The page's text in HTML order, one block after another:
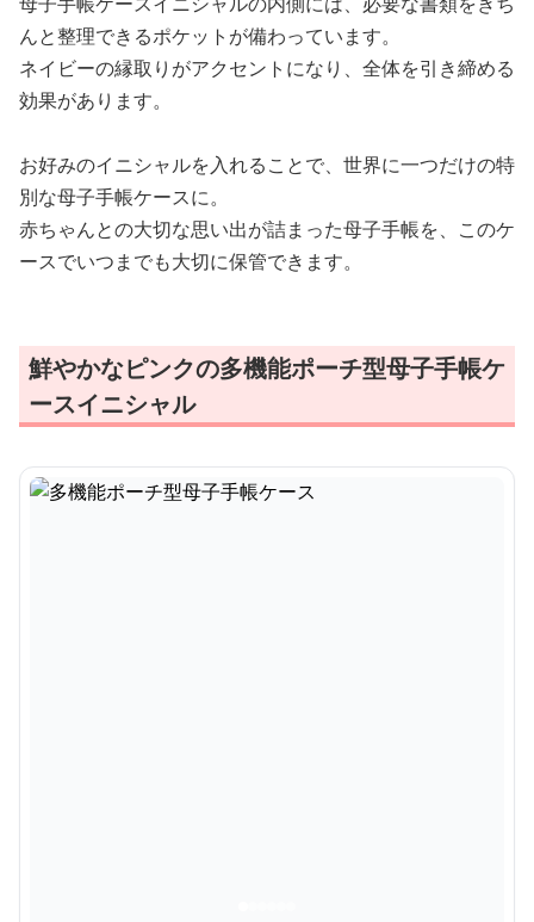
んと整理できるポケットが備わっています。
ネイビーの縁取りがアクセントになり、全体を引き締める
効果があります。
お好みのイニシャルを入れることで、世界に一つだけの特
別な母子手帳ケースに。
赤ちゃんとの大切な思い出が詰まった母子手帳を、このケ
ースでいつまでも大切に保管できます。
鮮やかなピンクの多機能ポーチ型母子手帳ケ
ースイニシャル